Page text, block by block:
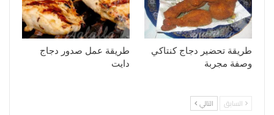
طريقة تحضير دجاج كنتاكي
وصفة مجربة
طريقة عمل صدور دجاج
دايت
السابق التالي